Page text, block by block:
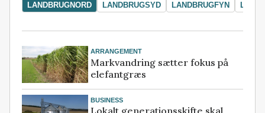
LANDBRUGNORD LANDBRUGSYD LANDBRUGFYN
ARRANGEMENT
Markvandring sætter fokus på
elefantgræs
BUSINESS